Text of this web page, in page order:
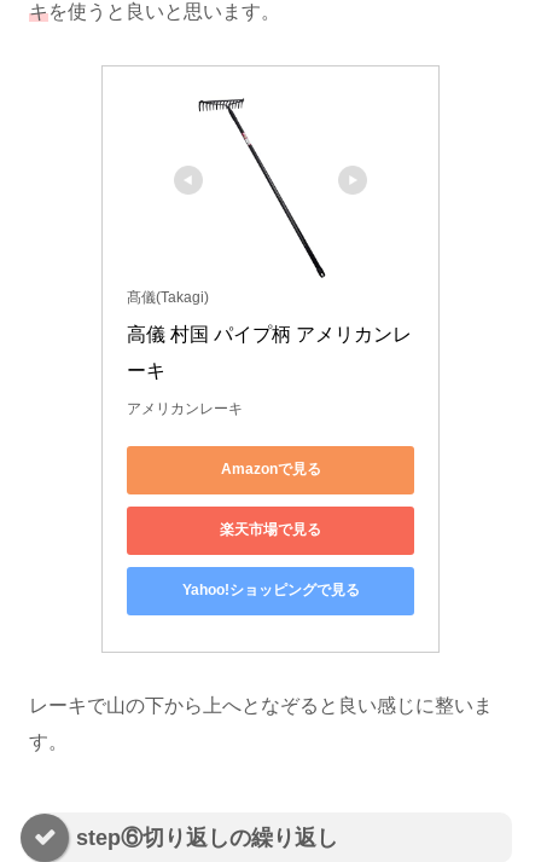
キを使うと良いと思います。
髙儀(Takagi)
高儀 村国 パイプ柄 アメリカンレ
ーキ
アメリカンレーキ
Amazonで見る
楽天市場で見る
Yahoo!ショッピングで見る
レーキで山の下から上へとなぞると良い感じに整いま
す。
step⑥切り返しの繰り返し